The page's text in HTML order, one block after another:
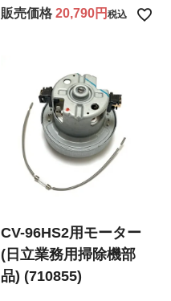
販売価格 20,790 税込
CV-96HS2用モーター
(日立業務用掃除機部
品) (710855)